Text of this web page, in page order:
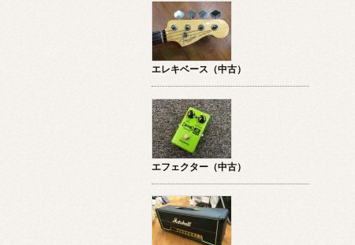
エレキベース（中古）
エフェクター（中古）